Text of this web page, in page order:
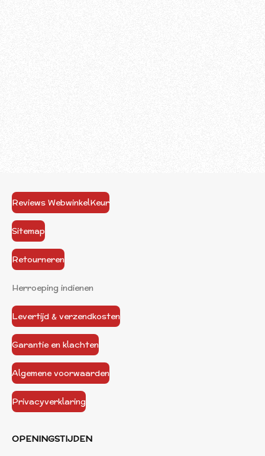
Reviews WebwinkelKeur
Sitemap
Retourneren
Herroeping indienen
Levertijd & verzendkosten
Garantie en klachten
Algemene voorwaarden
Privacyverklaring
OPENINGSTIJDEN